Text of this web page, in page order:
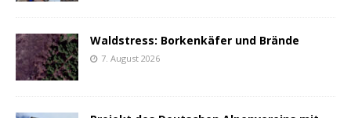
Waldstress: Borkenkäfer und Brände
7. August 2026